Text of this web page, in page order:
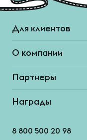
Для клиентов
О компании
Партнеры
Награды
8 800 500 20 98